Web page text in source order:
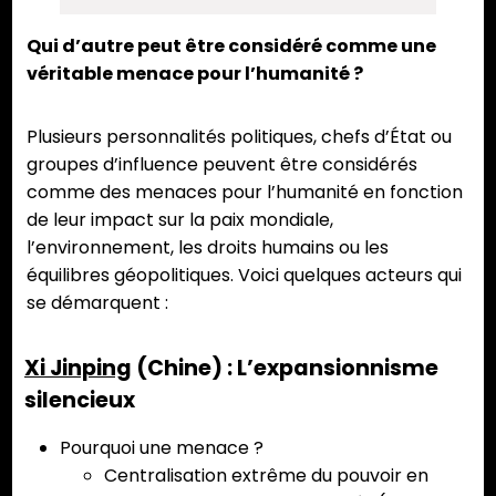
Qui d’autre peut être considéré comme une
véritable menace pour l’humanité ?
Plusieurs personnalités politiques, chefs d’État ou
groupes d’influence peuvent être considérés
comme des menaces pour l’humanité en fonction
de leur impact sur la paix mondiale,
l’environnement, les droits humains ou les
équilibres géopolitiques. Voici quelques acteurs qui
se démarquent :
Xi Jinping (Chine) : L’expansionnisme
silencieux
Pourquoi une menace ?
Centralisation extrême du pouvoir en